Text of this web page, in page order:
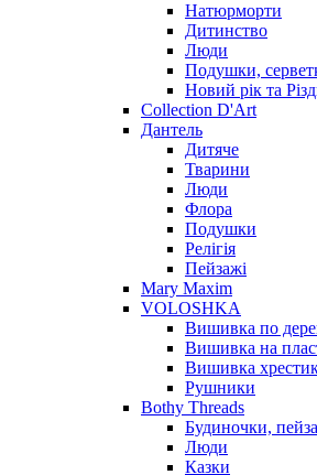
Натюрморти
Дитинство
Люди
Подушки,
Новий рік та
Collection D'Art
Дантель
Дитяче
Тварини
Люди
Флора
Подушки
Релігія
Пейзажі
Mary Maxim
VOLOSHKA
Вишивка по
Вишивка на
Вишивка
Рушники
Bothy Threads
Будиночки,
Люди
Казки